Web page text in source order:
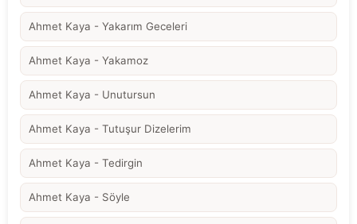
Ahmet Kaya - Yakarım Geceleri
Ahmet Kaya - Yakamoz
Ahmet Kaya - Unutursun
Ahmet Kaya - Tutuşur Dizelerim
Ahmet Kaya - Tedirgin
Ahmet Kaya - Söyle